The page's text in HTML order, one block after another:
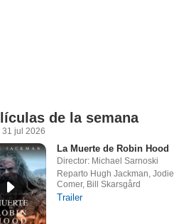
de la semana
31 jul 2026
La Muerte de Robin Hood
Director: Michael Sarnoski
Reparto Hugh Jackman, Jodie
Comer, Bill Skarsgård
Trailer